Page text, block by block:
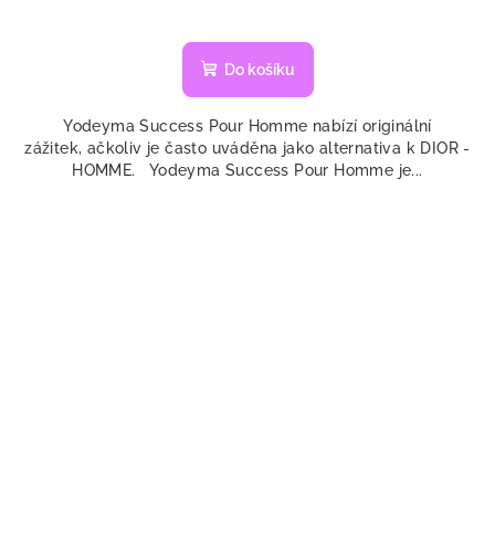
Do košíku
Yodeyma Success Pour Homme nabízí originální
zážitek, ačkoliv je často uváděna jako alternativa k DIOR -
HOMME. Yodeyma Success Pour Homme je...